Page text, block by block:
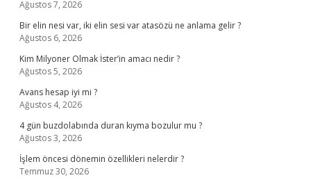
Ağustos 7, 2026
Bir elin nesi var, iki elin sesi var atasözü ne anlama gelir ?
Ağustos 6, 2026
Kim Milyoner Olmak İster’in amacı nedir ?
Ağustos 5, 2026
Avans hesap iyi mi ?
Ağustos 4, 2026
4 gün buzdolabında duran kıyma bozulur mu ?
Ağustos 3, 2026
İşlem öncesi dönemin özellikleri nelerdir ?
Temmuz 30, 2026